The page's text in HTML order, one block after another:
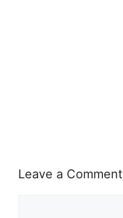
Leave a Comment